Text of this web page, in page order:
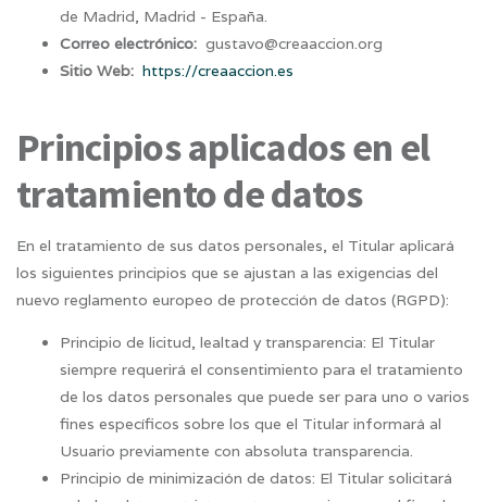
de Madrid, Madrid - España.
Correo electrónico: gustavo@creaaccion.org
Sitio Web: https://creaaccion.es
Principios aplicados en el
tratamiento de datos
En el tratamiento de sus datos personales, el Titular aplicará
los siguientes principios que se ajustan a las exigencias del
nuevo reglamento europeo de protección de datos (RGPD):
Principio de licitud, lealtad y transparencia: El Titular
siempre requerirá el consentimiento para el tratamiento
de los datos personales que puede ser para uno o varios
fines específicos sobre los que el Titular informará al
Usuario previamente con absoluta transparencia.
Principio de minimización de datos: El Titular solicitará